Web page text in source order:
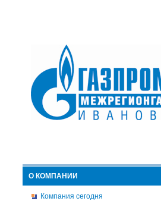
О КОМПАНИИ
Компания сегодня